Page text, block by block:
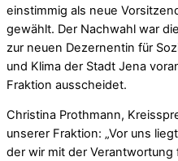
einstimmig als neue
gewählt. Der Nachwahl war
zur neuen Dezernentin für
und Klima der Stadt Jena
Fraktion ausscheidet.
Christina Prothmann,
unserer Fraktion: „Vor uns
der wir mit der